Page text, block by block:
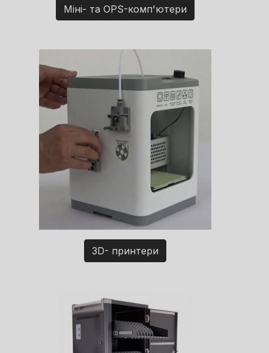
Міні- та OPS-комп'ютери
3D- принтери